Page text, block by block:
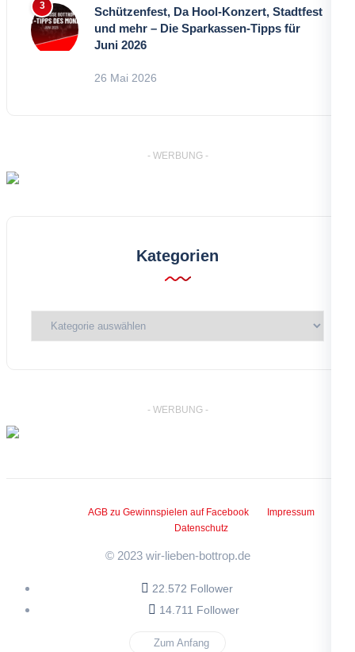
Schützenfest, Da Hool-Konzert, Stadtfest
und mehr – Die Sparkassen-Tipps für
Juni 2026
26 Mai 2026
- WERBUNG -
Kategorien
Kategorien
- WERBUNG -
AGB zu Gewinnspielen auf Facebook
Impressum
Datenschutz
© 2023 wir-lieben-bottrop.de
22.572 Follower
14.711 Follower
Zum Anfang